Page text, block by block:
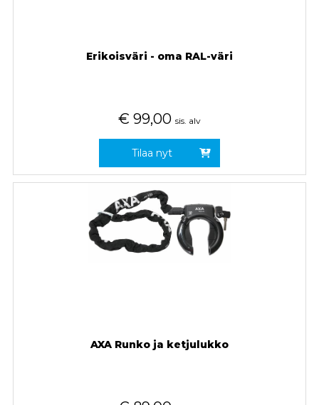
Erikoisväri - oma RAL-väri
€ 99,00 sis. alv
Tilaa nyt
AXA Runko ja ketjulukko